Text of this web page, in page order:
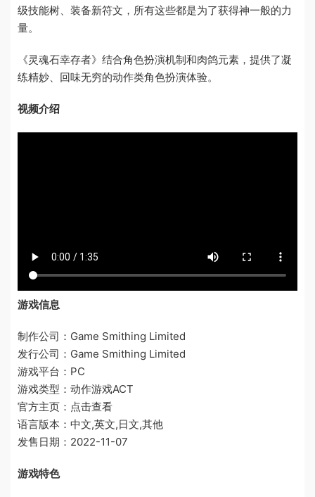
级技能树、装备新符文，所有这些都是为了获得神一般的力
量。
《灵魂石幸存者》结合角色扮演机制和肉鸽元素，提供了凝
练精妙、回味无穷的动作类角色扮演体验。
视频介绍
游戏信息
制作公司：Game Smithing Limited
发行公司：Game Smithing Limited
游戏平台：PC
游戏类型：动作游戏ACT
官方主页：点击查看
语言版本：中文,英文,日文,其他
发售日期：2022-11-07
游戏特色